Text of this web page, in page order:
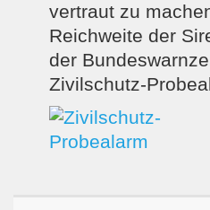
vertraut zu
Reichweite der
der
Zivilschutz-